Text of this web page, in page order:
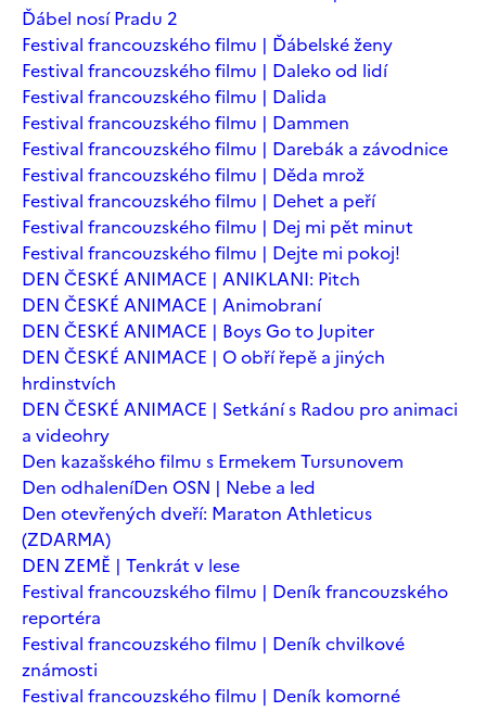
Ďábel nosí Pradu 2
Festival francouzského filmu | Ďábelské ženy
Festival francouzského filmu | Daleko od lidí
Festival francouzského filmu | Dalida
Festival francouzského filmu | Dammen
Festival francouzského filmu | Darebák a závodnice
Festival francouzského filmu | Děda mrož
Festival francouzského filmu | Dehet a peří
Festival francouzského filmu | Dej mi pět minut
Festival francouzského filmu | Dejte mi pokoj!
DEN ČESKÉ ANIMACE | ANIKLANI: Pitch
DEN ČESKÉ ANIMACE | Animobraní
DEN ČESKÉ ANIMACE | Boys Go to Jupiter
DEN ČESKÉ ANIMACE | O obří řepě a jiných
hrdinstvích
DEN ČESKÉ ANIMACE | Setkání s Radou pro animaci
a videohry
Den kazašského filmu s Ermekem Tursunovem
Den odhaleníDen OSN | Nebe a led
Den otevřených dveří: Maraton Athleticus
(ZDARMA)
DEN ZEMĚ | Tenkrát v lese
Festival francouzského filmu | Deník francouzského
reportéra
Festival francouzského filmu | Deník chvilkové
známosti
Festival francouzského filmu | Deník komorné